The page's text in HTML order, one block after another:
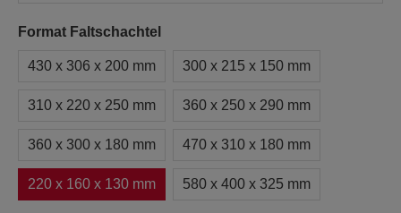
Format Faltschachtel
430 x 306 x 200 mm 300 x 215 x 150 mm
310 x 220 x 250 mm 360 x 250 x 290 mm
360 x 300 x 180 mm 470 x 310 x 180 mm
220 x 160 x 130 mm 580 x 400 x 325 mm